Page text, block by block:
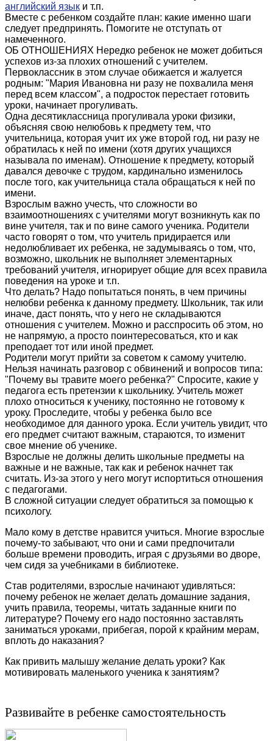
английский язык и т.п.
Вместе с ребенком создайте план: какие именно шаги
следует предпринять. Помогите не отступать от
намеченного.
ОБ ОТНОШЕНИЯХ Нередко ребенок не может добиться
успехов из-за плохих отношений с учителем.
Первоклассник в этом случае обижается и жалуется
родным: "Мария Ивановна ни разу не похвалила меня
перед всем классом", а подросток перестает готовить
уроки, начинает прогуливать.
Одна десятиклассница прогуливала уроки физики,
объясняя свою нелюбовь к предмету тем, что
учительница, которая учит их уже второй год, ни разу не
обратилась к ней по имени (хотя других учащихся
называла по именам). Отношение к предмету, который
давался девочке с трудом, кардинально изменилось
после того, как учительница стала обращаться к ней по
имени.
Взрослым важно учесть, что сложности во
взаимоотношениях с учителями могут возникнуть как по
вине учителя, так и по вине самого ученика. Родители
часто говорят о том, что учитель придирается или
недолюбливает их ребенка, не задумываясь о том, что,
возможно, школьник не выполняет элементарных
требований учителя, игнорирует общие для всех правила
поведения на уроке и т.п.
Что делать? Надо попытаться понять, в чем причины
нелюбви ребенка к данному предмету. Школьник, так или
иначе, даст понять, что у него не складываются
отношения с учителем. Можно и расспросить об этом, но
не напрямую, а просто поинтересоваться, кто и как
преподает тот или иной предмет.
Родители могут прийти за советом к самому учителю.
Нельзя начинать разговор с обвинений и вопросов типа:
"Почему вы травите моего ребенка?" Спросите, какие у
педагога есть претензии к школьнику. Учитель может
плохо относиться к ученику, постоянно не готовому к
уроку. Проследите, чтобы у ребенка было все
необходимое для данного урока. Если учитель увидит, что
его предмет считают важным, стараются, то изменит
свое мнение об ученике.
Взрослые не должны делить школьные предметы на
важные и не важные, так как и ребенок начнет так
считать. Из-за этого у него могут испортиться отношения
с педагогами.
В сложной ситуации следует обратиться за помощью к
психологу.
Мало кому в детстве нравится учиться. Многие взрослые
почему-то забывают, что они и сами предпочитали
больше времени проводить, играя с друзьями во дворе,
чем сидя за учебниками в библиотеке.
Став родителями, взрослые начинают удивляться:
почему ребенок не желает делать домашние задания,
учить правила, теоремы, читать заданные книги по
литературе? Почему его надо постоянно заставлять
заниматься уроками, прибегая, порой к крайним мерам,
вплоть до наказания?
Как привить малышу желание делать уроки? Как
мотивировать маленького ученика к занятиям?
Развивайте в ребенке самостоятельность